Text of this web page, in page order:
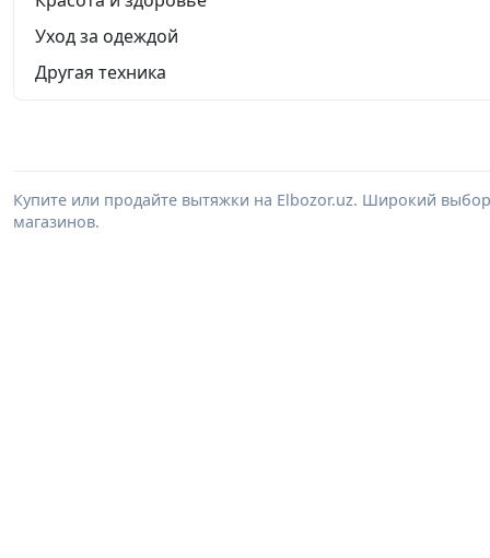
Уход за одеждой
Другая техника
Купите или продайте вытяжки на Elbozor.uz. Широкий
магазинов.